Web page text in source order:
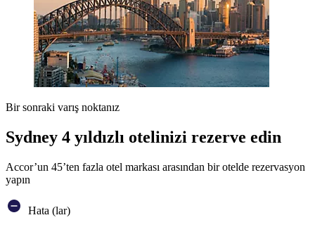
Bir sonraki varış noktanız
Sydney 4 yıldızlı otelinizi rezerve edin
Accor’un 45’ten fazla otel markası arasından bir otelde rezervasyon
yapın
Hata (lar)